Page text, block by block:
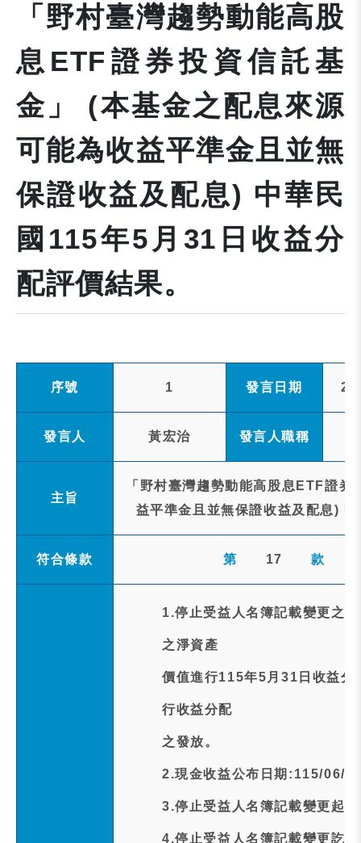
「野村臺灣趨勢動能高股
息ETF證券投資信託基
金」 (本基金之配息來源
可能為收益平準金且並無
保證收益及配息) 中華民
國115年5月31日收益分
配評價結果。
序號 1 發言日期
發言人 黃宏治 發言人職稱
主旨
「野村臺灣趨勢動能高股息ETF證
益平準金且並無保證收益及配息)
符合條款 第 17 款
1.停止受益人名簿記載變更之
之淨資產
價值進行115年5月31日收益分
行收益分配
之發放。
2.現金收益公布日期:115/06/
3.停止受益人名簿記載變更起
4.停止受益人名簿記載變更訖